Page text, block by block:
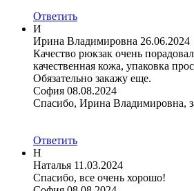
Ответить
И
Ирина Владимировна 26.06.2024
Качество рюкзак очень
качественная кожа, упаковка
Обязательно закажу еще.
София 08.08.2024
Спасибо, Ирина Владимировна,
Ответить
Н
Наталья 11.03.2024
Спасибо, все очень хорошо!